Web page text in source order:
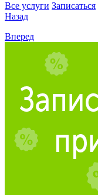
Все услуги Записаться
Назад
Вперед